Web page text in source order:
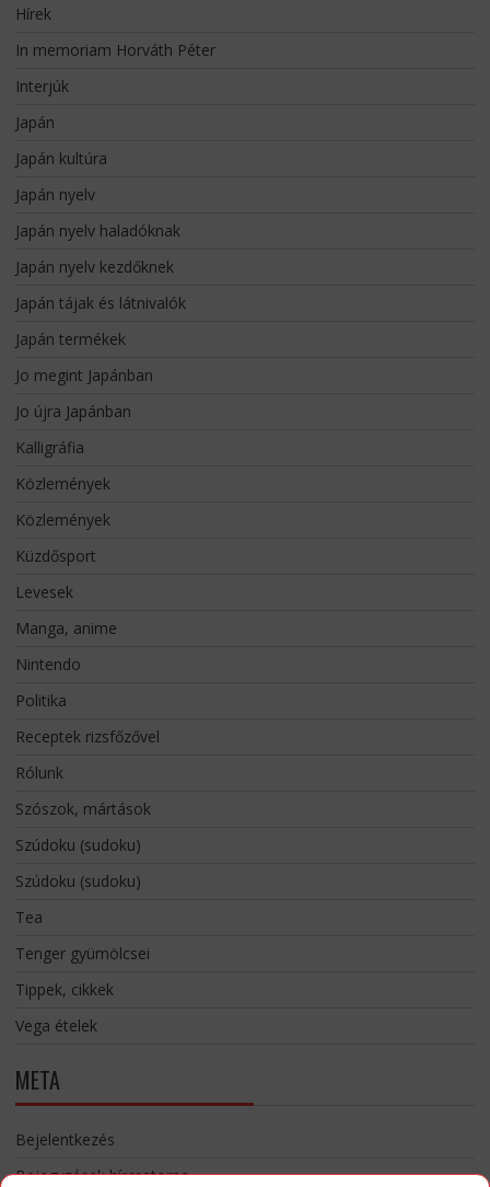
Hírek
In memoriam Horváth Péter
Interjúk
Japán
Japán kultúra
Japán nyelv
Japán nyelv haladóknak
Japán nyelv kezdőknek
Japán tájak és látnivalók
Japán termékek
Jo megint Japánban
Jo újra Japánban
Kalligráfia
Közlemények
Közlemények
Küzdősport
Levesek
Manga, anime
Nintendo
Politika
Receptek rizsfőzővel
Rólunk
Szószok, mártások
Szúdoku (sudoku)
Szúdoku (sudoku)
Tea
Tenger gyümölcsei
Tippek, cikkek
Vega ételek
META
Bejelentkezés
Bejegyzések hírcsatorna